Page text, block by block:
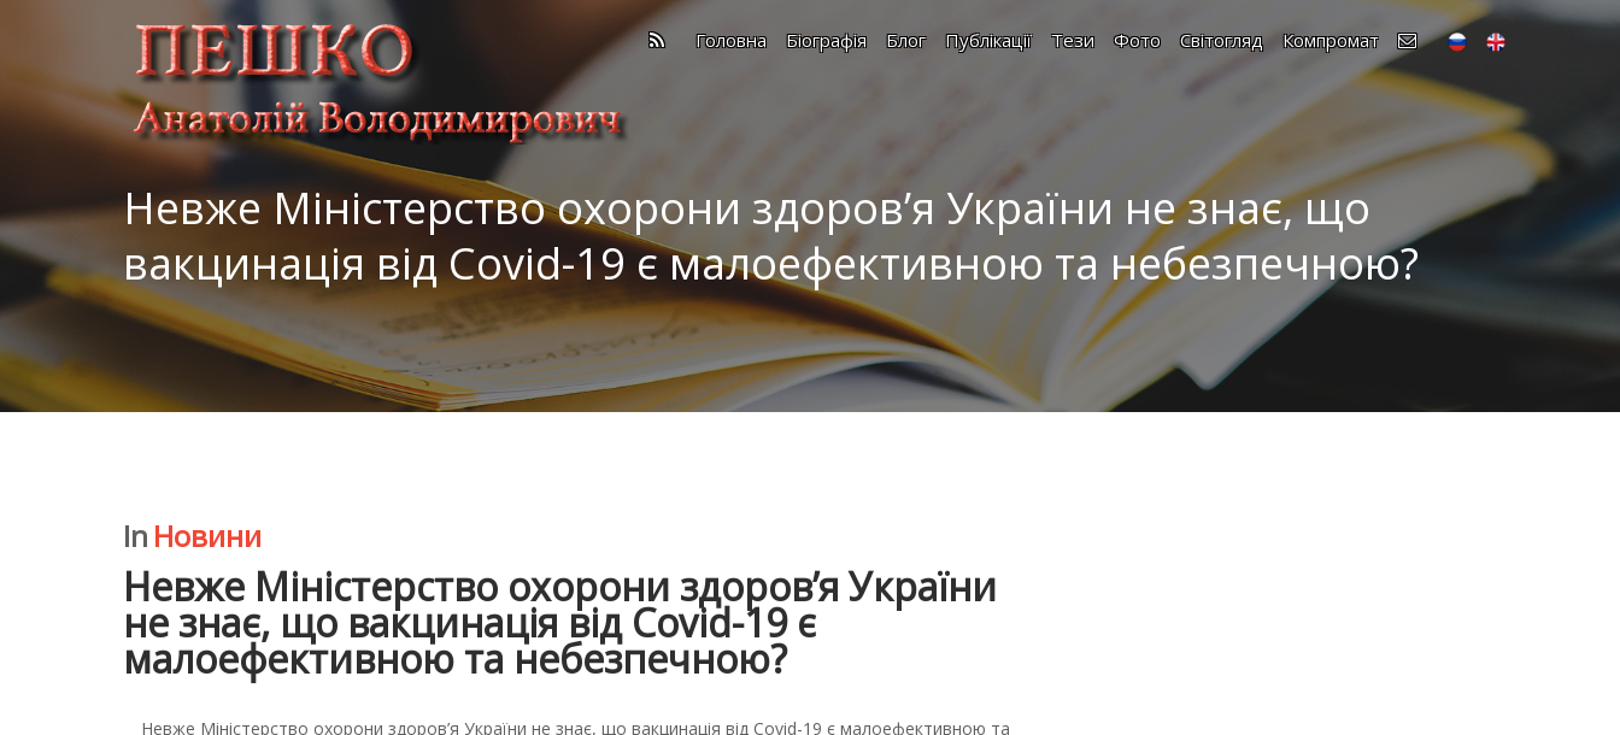
Головна Біографія Блог Публікації Тези Фото Світогляд Компромат
Невже Міністерство охорони здоров’я України не знає, що
вакцинація від Covid-19 є малоефективною та небезпечною?
In Новини
Невже Міністерство охорони здоров’я України
не знає, що вакцинація від Covid-19 є
малоефективною та небезпечною?
Невже Міністерство охорони здоров’я України не знає, що вакцинація від Covid-19 є малоефективною та